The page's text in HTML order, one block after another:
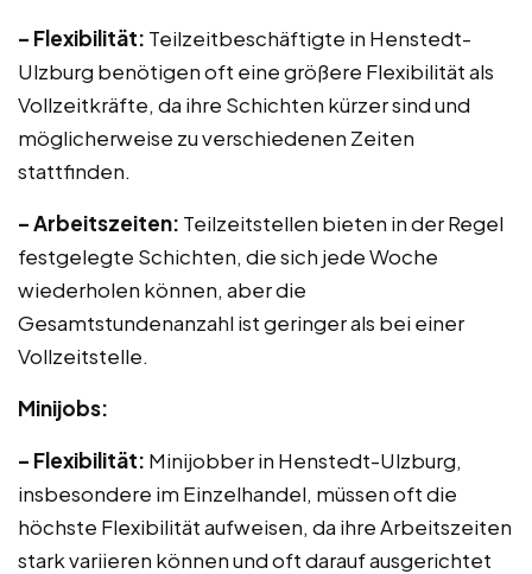
– Flexibilität: Teilzeitbeschäftigte in Henstedt-
Ulzburg benötigen oft eine größere Flexibilität als
Vollzeitkräfte, da ihre Schichten kürzer sind und
möglicherweise zu verschiedenen Zeiten
stattfinden.
– Arbeitszeiten: Teilzeitstellen bieten in der Regel
festgelegte Schichten, die sich jede Woche
wiederholen können, aber die
Gesamtstundenanzahl ist geringer als bei einer
Vollzeitstelle.
Minijobs:
– Flexibilität: Minijobber in Henstedt-Ulzburg,
insbesondere im Einzelhandel, müssen oft die
höchste Flexibilität aufweisen, da ihre Arbeitszeiten
stark variieren können und oft darauf ausgerichtet